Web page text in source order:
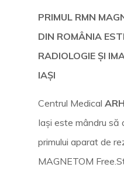
PRIMUL RMN
DIN ROMÂNIA
RADIOLOGIE ȘI
IAȘI
Centrul Medical
Iași este mândru să
primului aparat de
MAGNETOM